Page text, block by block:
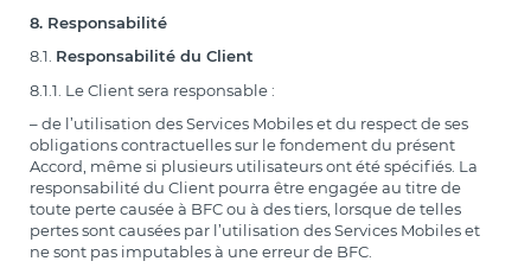
8. Responsabilité
8.1. Responsabilité du Client
8.1.1. Le Client sera responsable :
– de l’utilisation des Services Mobiles et du respect de ses
obligations contractuelles sur le fondement du présent
Accord, même si plusieurs utilisateurs ont été spécifiés. La
responsabilité du Client pourra être engagée au titre de
toute perte causée à BFC ou à des tiers, lorsque de telles
pertes sont causées par l’utilisation des Services Mobiles et
ne sont pas imputables à une erreur de BFC.